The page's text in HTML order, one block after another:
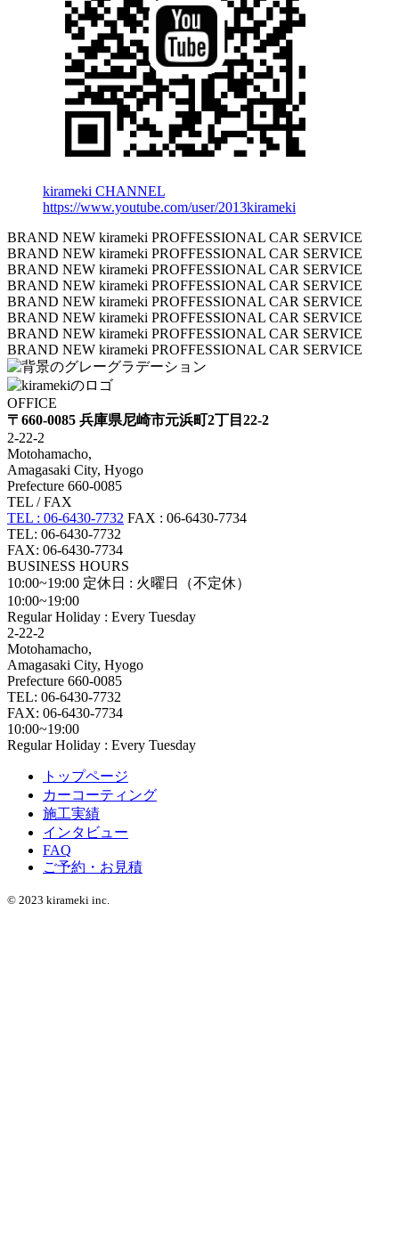
kirameki CHANNEL
https://www.youtube.com/user/2013kirameki
BRAND NEW kirameki PROFFESSIONAL CAR SERVICE
BRAND NEW kirameki PROFFESSIONAL CAR SERVICE
BRAND NEW kirameki PROFFESSIONAL CAR SERVICE
BRAND NEW kirameki PROFFESSIONAL CAR SERVICE
BRAND NEW kirameki PROFFESSIONAL CAR SERVICE
BRAND NEW kirameki PROFFESSIONAL CAR SERVICE
BRAND NEW kirameki PROFFESSIONAL CAR SERVICE
BRAND NEW kirameki PROFFESSIONAL CAR SERVICE
OFFICE
〒660-0085 兵庫県尼崎市元浜町2丁目22-2
2-22-2
Motohamacho,
Amagasaki City, Hyogo
Prefecture 660-0085
TEL / FAX
TEL : 06-6430-7732 FAX : 06-6430-7734
TEL: 06-6430-7732
FAX: 06-6430-7734
BUSINESS HOURS
10:00~19:00 定休日 : 火曜日（不定休）
10:00~19:00
Regular Holiday : Every Tuesday
2-22-2
Motohamacho,
Amagasaki City, Hyogo
Prefecture 660-0085
TEL: 06-6430-7732
FAX: 06-6430-7734
10:00~19:00
Regular Holiday : Every Tuesday
トップページ
カーコーティング
施工実績
インタビュー
FAQ
ご予約・お見積
© 2023 kirameki inc.